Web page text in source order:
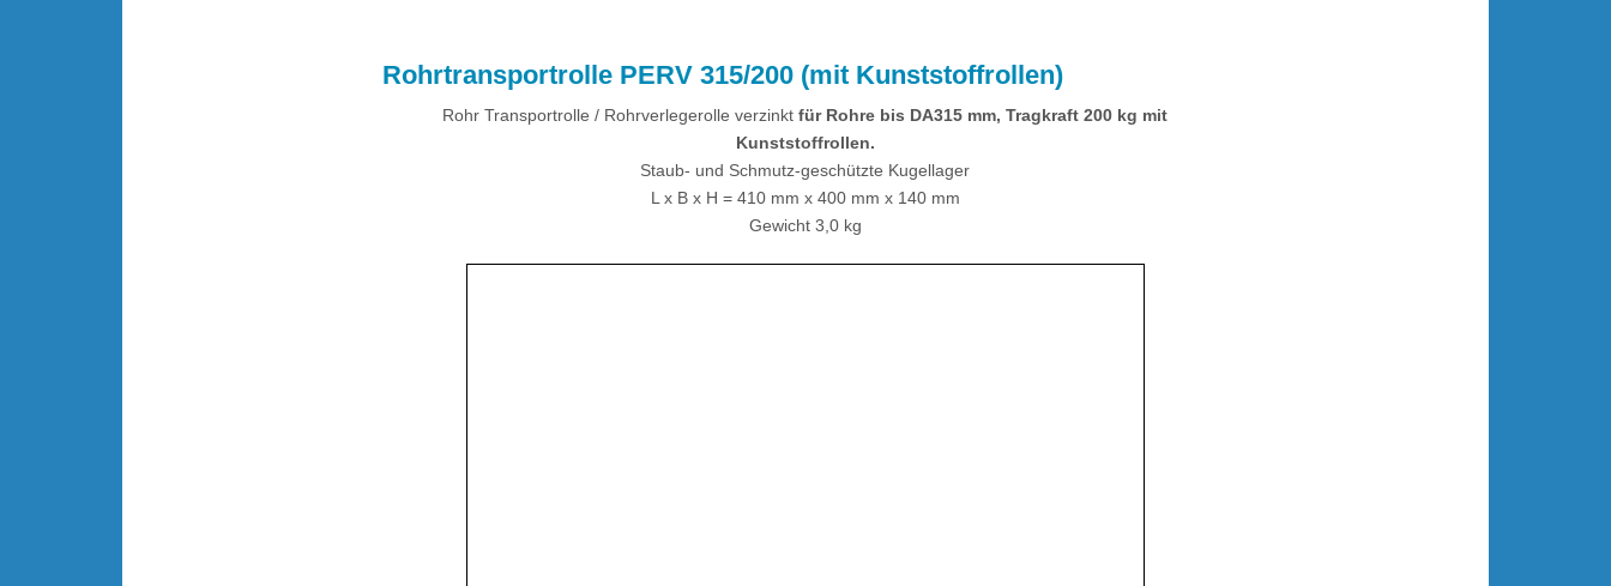
Rohrtransportrolle PERV 315/200 (mit Kunststoffrollen)
Rohr Transportrolle / Rohrverlegerolle verzinkt für Rohre bis DA315 mm, Tragkraft 200 kg mit
Kunststoffrollen.
Staub- und Schmutz-geschützte Kugellager
L x B x H = 410 mm x 400 mm x 140 mm
Gewicht 3,0 kg